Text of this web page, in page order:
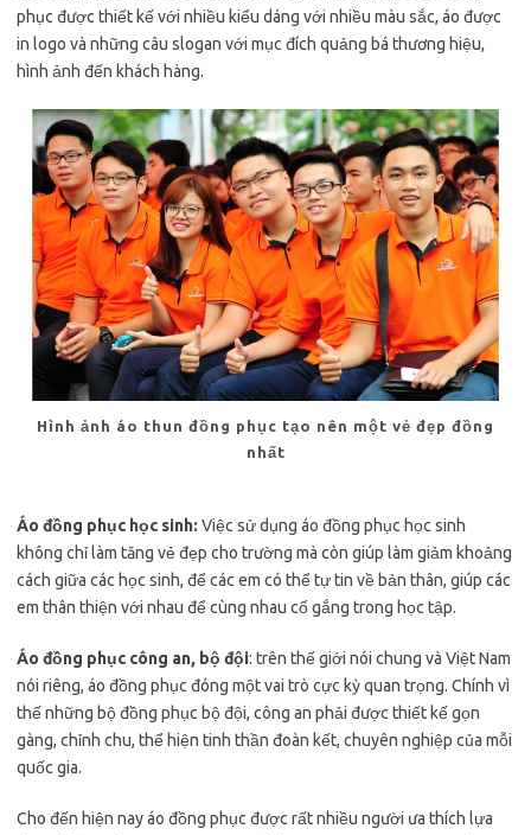
phục được thiết kế với nhiều kiểu dáng với nhiều màu sắc, áo được
in logo và những câu slogan với mục đích quảng bá thương hiệu,
hình ảnh đến khách hàng.
Hình ảnh áo thun đồng phục tạo nên một vẻ đẹp đồng
nhất
Áo đồng phục học sinh: Việc sử dụng áo đồng phục học sinh
không chỉ làm tăng vẻ đẹp cho trường mà còn giúp làm giảm khoảng
cách giữa các học sinh, để các em có thể tự tin về bản thân, giúp các
em thân thiện với nhau để cùng nhau cố gắng trong học tập.
Áo đồng phục công an, bộ đội: trên thế giới nói chung và Việt Nam
nói riêng, áo đồng phục đóng một vai trò cực kỳ quan trọng. Chính vì
thế những bộ đồng phục bộ đội, công an phải được thiết kế gọn
gàng, chỉnh chu, thể hiện tinh thần đoàn kết, chuyên nghiệp của mỗi
quốc gia.
Cho đến hiện nay áo đồng phục được rất nhiều người ưa thích lựa